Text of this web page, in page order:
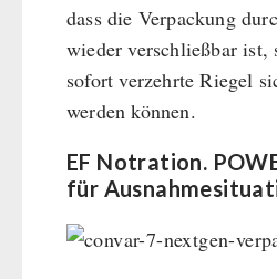
dass die Verpackung
wieder verschließbar ist,
sofort verzehrte Riegel
werden können.
EF Notration.
für